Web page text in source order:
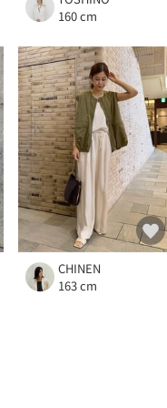
160 cm
CHINEN
163 cm